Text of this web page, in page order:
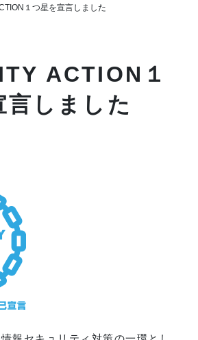
１つ星を宣言しました
ACTION１
しました